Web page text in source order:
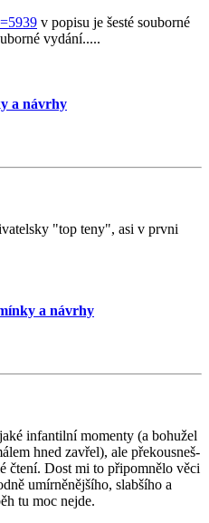
v popisu je šesté souborné
vydání.....
a návrhy
"top teny", asi v prvni
a návrhy
infantilní momenty (a bohužel
hned zavřel), ale překousneš-
čtení. Dost mi to připomnělo věci
umírněnějšího, slabšího a
tu moc nejde.